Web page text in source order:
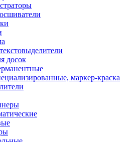
досок
маркер-краска